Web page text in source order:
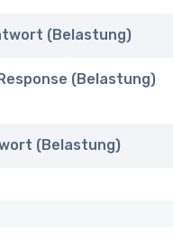
(Belastung)
(Belastung)
(Belastung)